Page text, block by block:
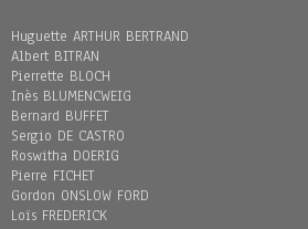
Huguette ARTHUR BERTRAND
Albert BITRAN
Pierrette BLOCH
Inès BLUMENCWEIG
Bernard BUFFET
Sergio DE CASTRO
Roswitha DOERIG
Pierre FICHET
Gordon ONSLOW FORD
Loïs FREDERICK